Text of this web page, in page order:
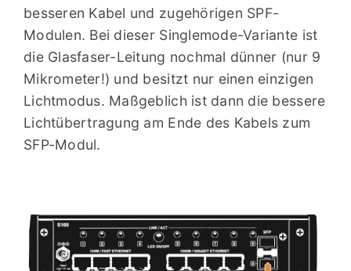
besseren Kabel und zugehörigen SPF-
Modulen. Bei dieser Singlemode-Variante ist
die Glasfaser-Leitung nochmal dünner (nur 9
Mikrometer!) und besitzt nur einen einzigen
Lichtmodus. Maßgeblich ist dann die bessere
Lichtübertragung am Ende des Kabels zum
SFP-Modul.